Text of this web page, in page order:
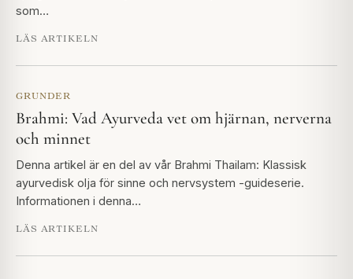
som…
LÄS ARTIKELN
GRUNDER
Brahmi: Vad Ayurveda vet om hjärnan, nerverna
och minnet
Denna artikel är en del av vår Brahmi Thailam: Klassisk
ayurvedisk olja för sinne och nervsystem -guideserie.
Informationen i denna…
LÄS ARTIKELN